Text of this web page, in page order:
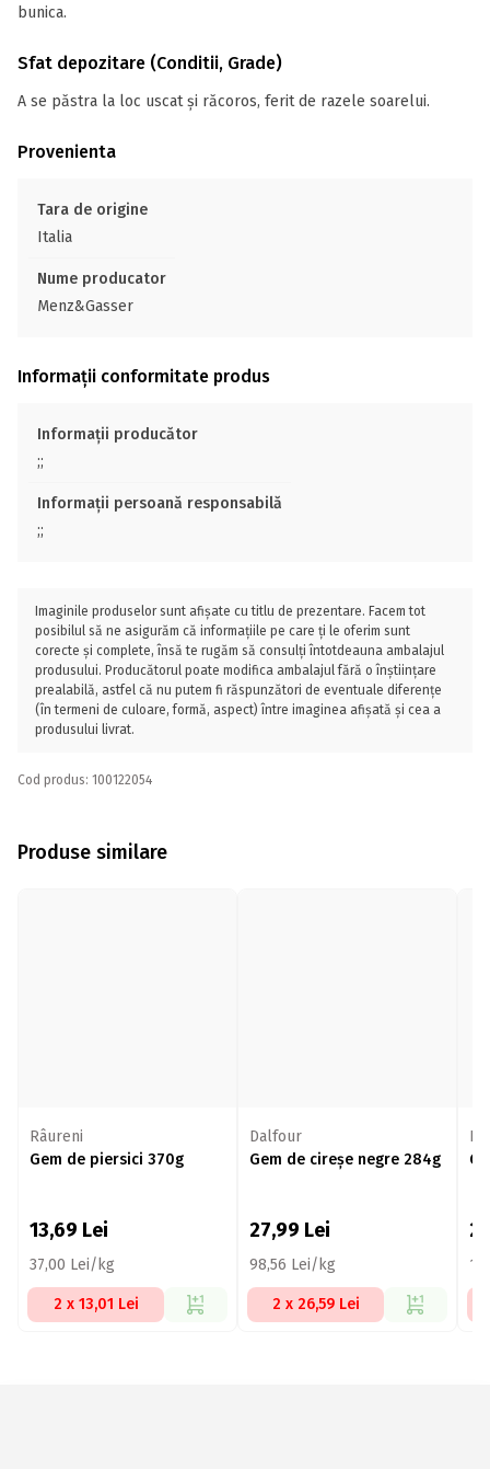
bunica.
Sfat depozitare (Conditii, Grade)
A se păstra la loc uscat și răcoros, ferit de razele soarelui.
Provenienta
Tara de origine
Italia
Nume producator
Menz&Gasser
Informații conformitate produs
Informații producător
;;
Informații persoană responsabilă
;;
Imaginile produselor sunt afișate cu titlu de prezentare. Facem tot
posibilul să ne asigurăm că informațiile pe care ți le oferim sunt
corecte și complete, însă te rugăm să consulți întotdeauna ambalajul
produsului. Producătorul poate modifica ambalajul fără o înștiințare
prealabilă, astfel că nu putem fi răspunzători de eventuale diferențe
(în termeni de culoare, formă, aspect) între imaginea afișată și cea a
produsului livrat.
Cod produs: 100122054
Produse similare
Râureni
Gem de piersici 370g
13,69 Lei
37,00 Lei/kg
2 x 13,01 Lei
Dalfour
Gem de cireșe negre 284g
27,99 Lei
98,56 Lei/kg
2 x 26,59 Lei